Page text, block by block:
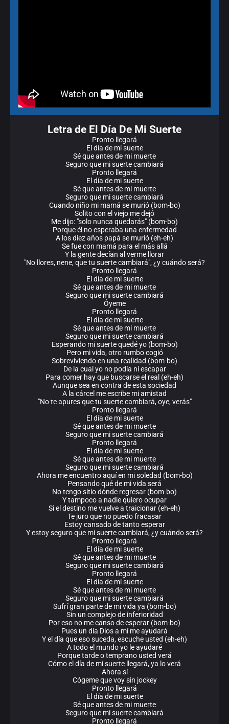
Letra de El Día De Mi Suerte
Pronto llegará
El día de mi suerte
Sé que antes de mi muerte
Seguro que mi suerte cambiará
Pronto llegará
El día de mi suerte
Sé que antes de mi muerte
Seguro que mi suerte cambiará
Cuando niño mi mamá se murió (bom-bo)
Solito con el viejo me dejó
Me dijo: "solo nunca quedarás" (bom-bo)
Porque él no esperaba una enfermedad
A los diez años papá se murió (eh-eh)
Se fue con mamá para el más allá
Y la gente decían al verme llorar
"No llores, nene, que tu suerte cambiará", ¿y cuándo será?
Pronto llegará
El día de mi suerte
Sé que antes de mi muerte
Seguro que mi suerte cambiará
Óyeme
Pronto llegará
El día de mi suerte
Sé que antes de mi muerte
Seguro que mi suerte cambiará
Esperando mi suerte quedé yo (bom-bo)
Pero mi vida, otro rumbo cogió
Sobreviviendo en una realidad (bom-bo)
De la cual yo no podía ni escapar
Para comer hay que buscarse el real (eh-eh)
Aunque sea en contra de esta sociedad
A la cárcel me escribe mi amistad
"No te apures que tu suerte cambiará, oye, verás"
Pronto llegará
El día de mi suerte
Sé que antes de mi muerte
Seguro que mi suerte cambiará
Pronto llegará
El día de mi suerte
Sé que antes de mi muerte
Seguro que mi suerte cambiará
Ahora me encuentro aquí en mi soledad (bom-bo)
Pensando qué de mi vida será
No tengo sitio dónde regresar (bom-bo)
Y tampoco a nadie quiero ocupar
Si el destino me vuelve a traicionar (eh-eh)
Te juro que no puedo fracasar
Estoy cansado de tanto esperar
Y estoy seguro que mi suerte cambiará, ¿y cuándo será?
Pronto llegará
El día de mi suerte
Sé que antes de mi muerte
Seguro que mi suerte cambiará
Pronto llegará
El día de mi suerte
Sé que antes de mi muerte
Seguro que mi suerte cambiará
Sufrí gran parte de mi vida ya (bom-bo)
Sin un complejo de inferioridad
Por eso no me canso de esperar (bom-bo)
Pues un día Dios a mí me ayudará
Y el día que eso suceda, escuche usted (eh-eh)
A todo el mundo yo le ayudaré
Porque tarde o temprano usted verá
Cómo el día de mi suerte llegará, ya lo verá
Ahora sí
Cógeme que voy sin jockey
Pronto llegará
El día de mi suerte
Sé que antes de mi muerte
Seguro que mi suerte cambiará
Pronto llegará